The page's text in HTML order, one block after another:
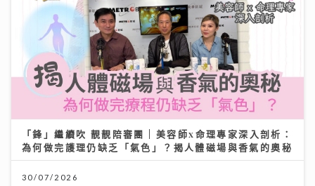
「鋒」繼續吹 靚靚陪審團 | 美容師x命理專家深入剖析：
為何做完護理仍缺乏「氣色」？揭人體磁場與香氣的奧秘
30/07/2026